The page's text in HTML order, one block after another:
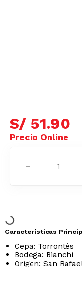
S/ 51.90
－
Características
Cepa: Torrontés
Bodega: Bianchi
Origen: San